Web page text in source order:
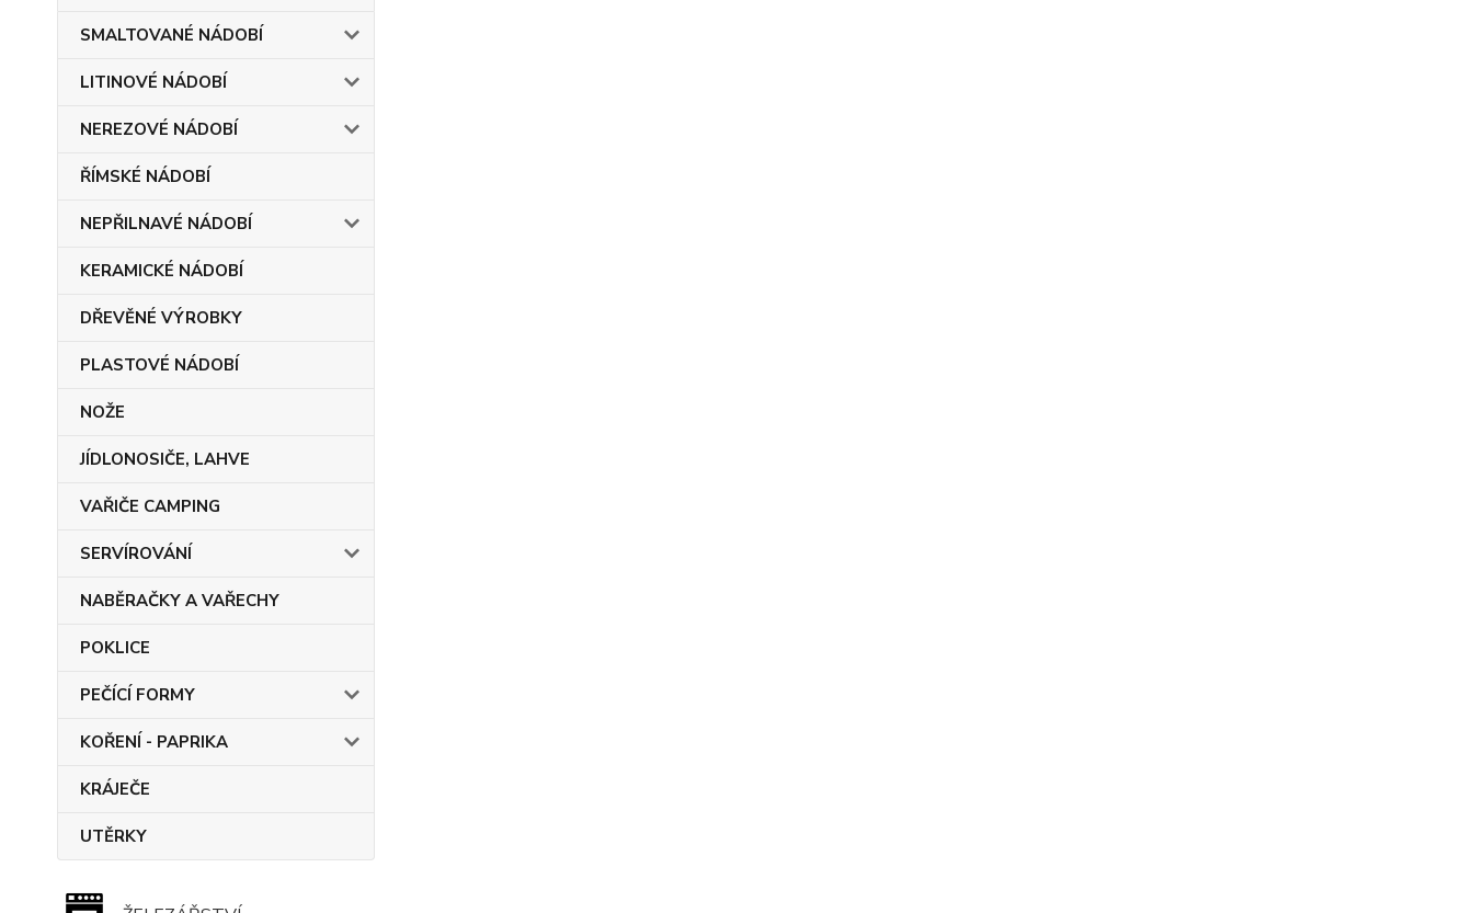
SMALTOVANÉ NÁDOBÍ
LITINOVÉ NÁDOBÍ
NEREZOVÉ NÁDOBÍ
ŘÍMSKÉ NÁDOBÍ
NEPŘILNAVÉ NÁDOBÍ
KERAMICKÉ NÁDOBÍ
DŘEVĚNÉ VÝROBKY
PLASTOVÉ NÁDOBÍ
NOŽE
JÍDLONOSIČE, LAHVE
VAŘIČE CAMPING
SERVÍROVÁNÍ
NABĚRAČKY A VAŘECHY
POKLICE
PEČÍCÍ FORMY
KOŘENÍ - PAPRIKA
KRÁJEČE
UTĚRKY